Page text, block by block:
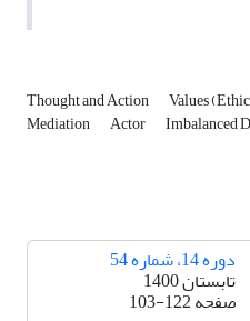
Thought and Action Values
Mediation Actor Imbalanced
دوره 14، شماره 54
تابستان 1400
صفحه103-122